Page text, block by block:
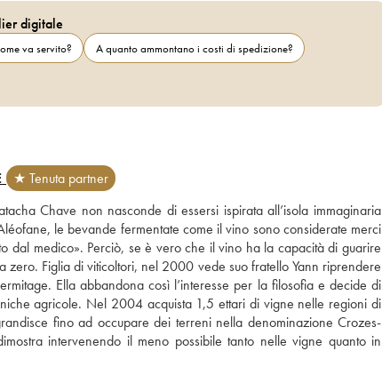
digitale
va servito?
A quanto ammontano i costi di spedizione?
★ Tenuta partner
Chave non nasconde di essersi ispirata all’isola immaginaria
le bevande fermentate come il vino sono considerate merci
dal medico». Perciò, se è vero che il vino ha la capacità di guarire
Figlia di viticoltori, nel 2000 vede suo fratello Yann riprendere
Ella abbandona così l’interesse per la filosofia e decide di
agricole. Nel 2004 acquista 1,5 ettari di vigne nelle regioni di
fino ad occupare dei terreni nella denominazione Crozes-
intervenendo il meno possibile tanto nelle vigne quanto in